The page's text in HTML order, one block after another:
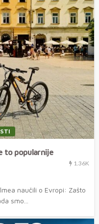
to popularnije
1.36K
naučili o Evropi: Zašto
smo...